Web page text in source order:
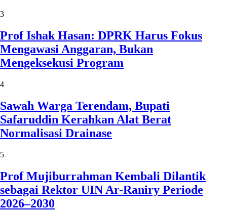
3
Prof Ishak Hasan: DPRK Harus Fokus
Mengawasi Anggaran, Bukan
Mengeksekusi Program
4
Sawah Warga Terendam, Bupati
Safaruddin Kerahkan Alat Berat
Normalisasi Drainase
5
Prof Mujiburrahman Kembali Dilantik
sebagai Rektor UIN Ar-Raniry Periode
2026–2030